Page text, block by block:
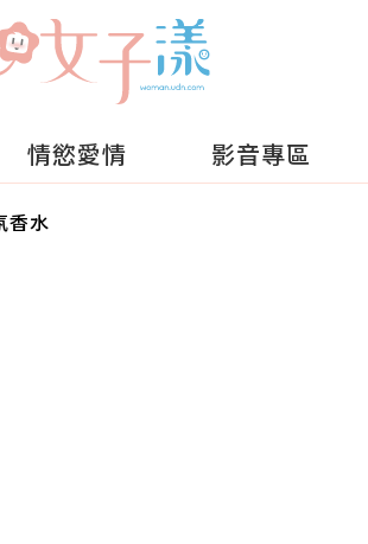
情慾愛情 影音專區
香水